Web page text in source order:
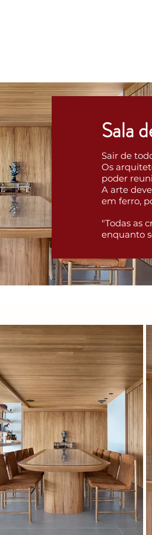
Sala
Sair de
Os
poder
A arte
em ferro,
"Todas as
enquanto